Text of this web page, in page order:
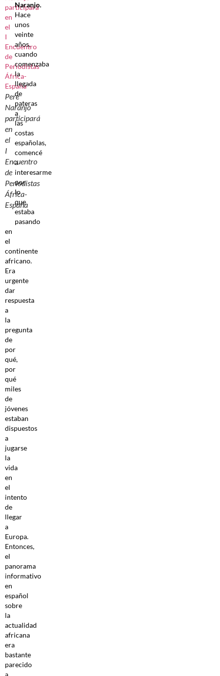
Pere
Naranjo
participará
en
el
I
Encuentro
de
Periodistas
África-
España
Naranjo.
Hace
unos
veinte
años,
cuando
comenzaba
la
llegada
de
pateras
a
las
costas
españolas,
comencé
a
interesarme
por
lo
que
estaba
pasando
en
el
continente
africano.
Era
urgente
dar
respuesta
a
la
pregunta
de
por
qué,
por
qué
miles
de
jóvenes
estaban
dispuestos
a
jugarse
la
vida
en
el
intento
de
llegar
a
Europa.
Entonces,
el
panorama
informativo
en
español
sobre
la
actualidad
africana
era
bastante
parecido